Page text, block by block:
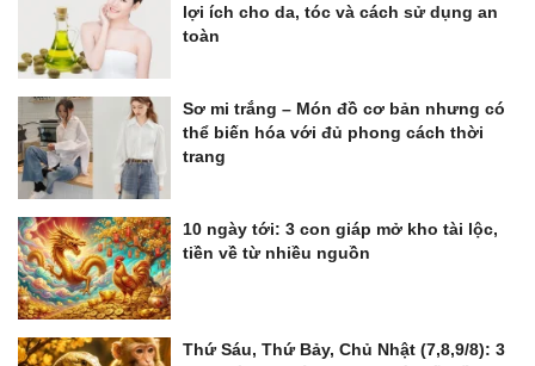
lợi ích cho da, tóc và cách sử dụng an
toàn
Sơ mi trắng – Món đồ cơ bản nhưng có
thể biến hóa với đủ phong cách thời
trang
10 ngày tới: 3 con giáp mở kho tài lộc,
tiền về từ nhiều nguồn
Thứ Sáu, Thứ Bảy, Chủ Nhật (7,8,9/8): 3